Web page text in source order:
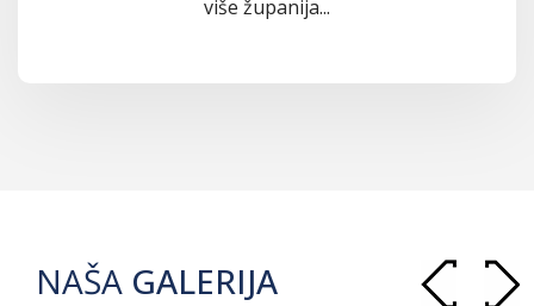
više županija...
NAŠA GALERIJA